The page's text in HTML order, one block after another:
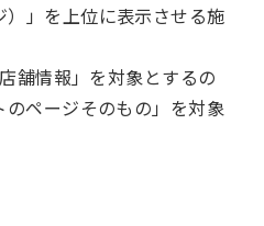
）」を上位に表示させる施
舗情報」を対象とするの
ページそのもの」を対象